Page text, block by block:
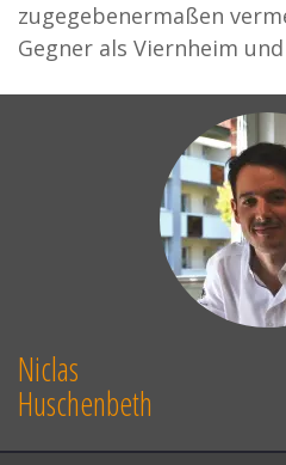
zugegebenermaßen
Gegner als Viernheim
Niclas
Huschenbeth